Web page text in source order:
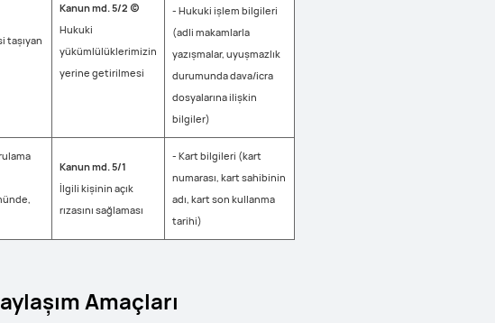
- Hukuki işlem bilgileri
(adli makamlarla
yazışmalar, uyuşmazlık
durumunda dava/icra
dosyalarına ilişkin
bilgiler)
taşıyan
Kanun md. 5/2 (c)
Hukuki
yükümlülüklerimizin
yerine getirilmesi
Kanun md. 5/1
İlgili kişinin açık
rızasını sağlaması
- Kart bilgileri (kart
numarası, kart sahibinin
adı, kart son kullanma
tarihi)
Amaçları